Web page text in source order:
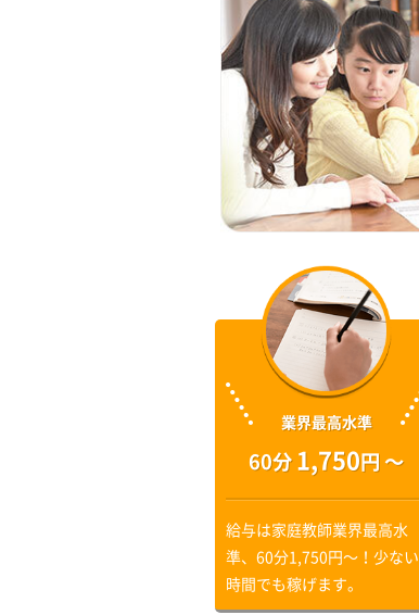
業界最高水準
60分 1,750円 〜
給与は家庭教師業界最高水
準、60分1,750円〜！少ない
時間でも稼げます。